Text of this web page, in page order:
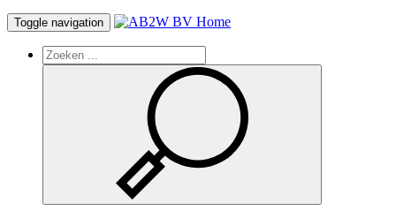
Toggle navigation Home